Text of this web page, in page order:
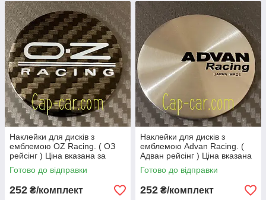
Наклейки для дисків з
емблемою OZ Racing. ( ОЗ
рейсінг ) Ціна вказана за
комплект з 4-х штук
Готово до відправки
252 ₴/комплект
Наклейки для дисків з
емблемою Advan Racing. (
Адван рейсінг ) Ціна вказана
за комплект з 4-х штук
Готово до відправки
252 ₴/комплект